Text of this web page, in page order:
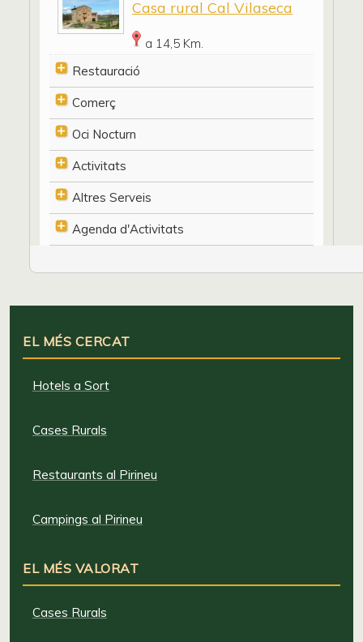
Casa rural Cal Vilaseca
a 14,5 Km.
Restauració
Comerç
Oci Nocturn
Activitats
Altres Serveis
Agenda d'Activitats
EL MÉS CERCAT
Hotels a Sort
Cases Rurals
Restaurants al Pirineu
Campings al Pirineu
EL MÉS VALORAT
Cases Rurals